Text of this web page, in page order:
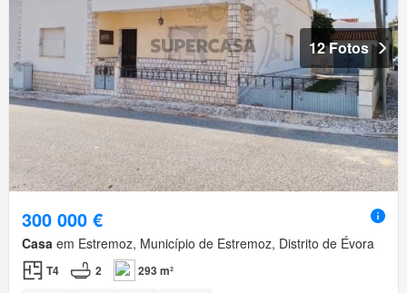
12 Fotos
300 000 €
Casa em Estremoz, Município de Estremoz, Distrito de Évora
T4 2 293 m²